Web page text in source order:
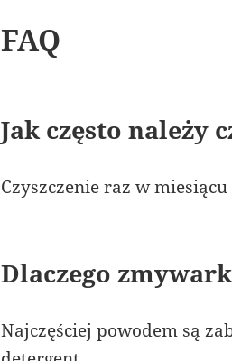
FAQ
Jak często należy
Czyszczenie raz w
Dlaczego
Najczęściej powodem są